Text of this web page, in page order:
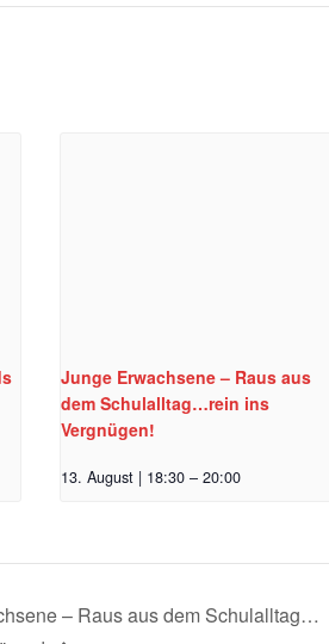
Junge Erwachsene – Raus aus
dem Schulalltag…rein ins
Vergnügen!
13. August | 18:30 – 20:00
– Raus aus dem Schulalltag…